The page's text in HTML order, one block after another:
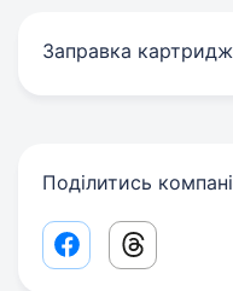
Заправка
Поділитись
Facebook share
Threads